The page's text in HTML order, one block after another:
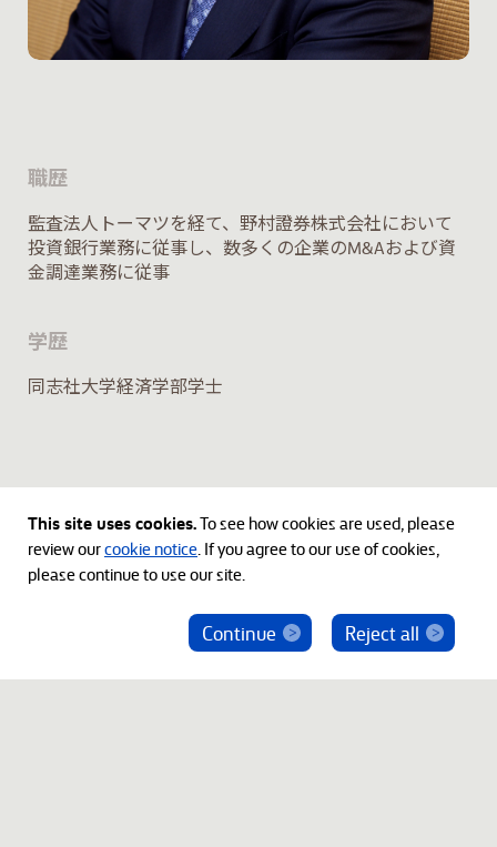
職歴
監査法人トーマツを経て、野村證券株式会社において
投資銀行業務に従事し、数多くの企業のM&Aおよび資
金調達業務に従事
学歴
同志社大学経済学部学士
ベインキャピタル社員を騙った投資勧誘にご注意
This site uses cookies.To see how cookies are used, please
review ourcookie notice. If you agree to our use of cookies,
please continue to use our site.
Reject all
Continue